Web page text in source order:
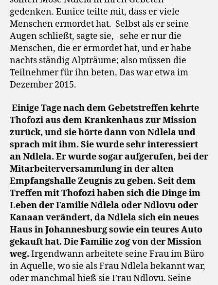
gedenken. Eunice teilte mit, dass er viele
Menschen ermordet hat. Selbst als er seine
Augen schließt, sagte sie,
sehe er nur die
Menschen, die er ermordet hat, und er habe
nachts ständig Alpträume; also müssen die
Teilnehmer für ihn beten. Das war etwa im
Dezember 2015.
Einige Tage nach dem Gebetstreffen kehrte
Thofozi aus dem Krankenhaus zur Mission
zurück, und sie hörte dann von Ndlela und
sprach mit ihm. Sie wurde sehr interessiert
an Ndlela. Er wurde sogar aufgerufen, bei der
Mitarbeiterversammlung in der alten
Empfangshalle Zeugnis zu geben. Seit dem
Treffen mit Thofozi haben sich die Dinge im
Leben der Familie Ndlela oder Ndlovu oder
Kanaan verändert, da Ndlela sich ein neues
Haus in Johannesburg sowie ein teures Auto
gekauft hat. Die Familie zog von der Mission
weg. Irgendwann arbeitete seine Frau im Büro
in Aquelle, wo sie als Frau Ndlela bekannt war,
oder manchmal hieß sie Frau Ndlovu. Seine